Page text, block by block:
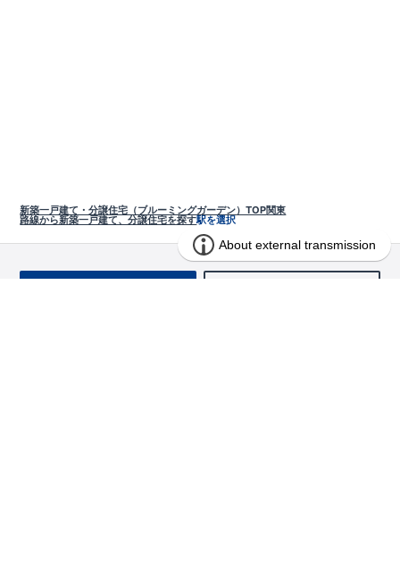
新築一戸建て・分譲住宅（ブルーミングガーデン）TOP関東
路線から新築一戸建て、分譲住宅を探す駅を選択